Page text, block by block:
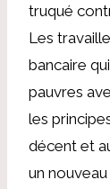
truqué
Les
bancaire
pauvres
les
décent et
un